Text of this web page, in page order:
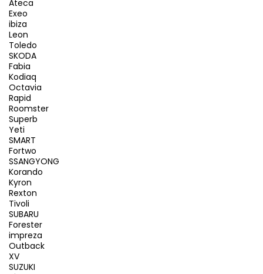
Ateca
Exeo
ibiza
Leon
Toledo
SKODA
Fabia
Kodiaq
Octavia
Rapid
Roomster
Superb
Yeti
SMART
Fortwo
SSANGYONG
Korando
Kyron
Rexton
Tivoli
SUBARU
Forester
impreza
Outback
XV
SUZUKI